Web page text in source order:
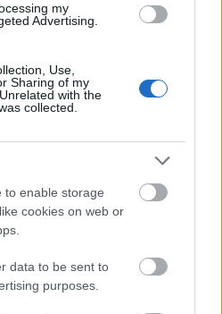
my
Advertising.
Use,
Sharing of my
with the
collected.
to enable storage
cookies on web or
data to be sent to
purposes.